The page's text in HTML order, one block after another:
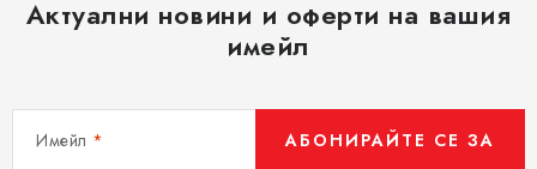
Актуални новини и оферти на вашия
имейл
Имейл АБОНИРАЙТЕ СЕ ЗА